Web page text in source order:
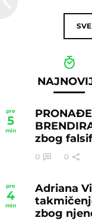
pre
5
min
zbog
0 0
pre
4
min
Adriana
zbog